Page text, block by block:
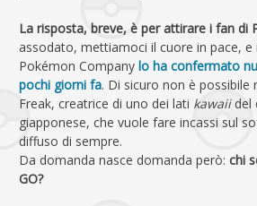
La risposta, breve, è per attirare i fan di
assodato, mettiamoci il cuore in pace, e
Pokémon Company lo ha confermato
pochi giorni fa. Di sicuro non è possibile
Freak, creatrice di uno dei lati kawaiidel
giapponese, che vuole fare incassi sul
diffuso di sempre.
Da domanda nasce domanda però: chi
GO?